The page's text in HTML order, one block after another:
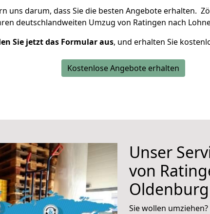
uns darum, dass Sie die besten Angebote erhalten.
deutschlandweiten Umzug von Ratingen nach
Sie jetzt das Formular aus, und erhalten Sie
Kostenlose Angebote erhalten
Unser
von
Oldenburg
Sie wollen